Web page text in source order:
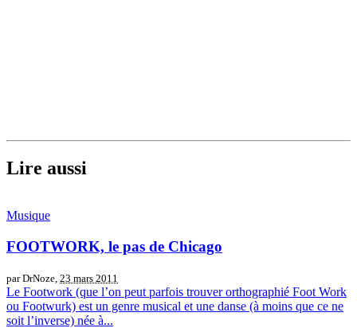
Lire aussi
Musique
FOOTWORK, le pas de Chicago
par DrNoze, 23 mars 2011
Le Footwork (que l’on peut parfois trouver orthographié Foot Work
ou Footwurk) est un genre musical et une danse (à moins que ce ne
soit l’inverse) née à...